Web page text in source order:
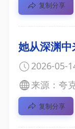
复制分享
她从深渊
2026-05-
来源：夸
复制分享